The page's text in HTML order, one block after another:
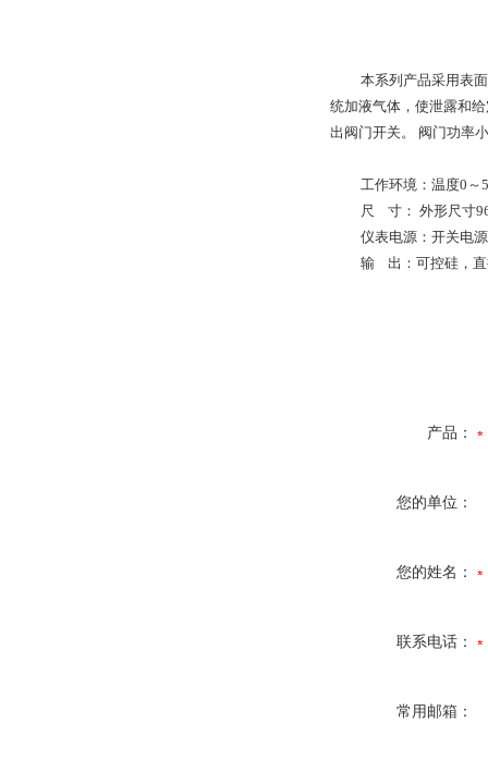
本系列产品采用表
统加液气体，使泄露和
出阀门开关。
阀门功率
工作环境：温度0 ～ 5
尺
寸： 外形尺寸
仪表电源： 开关电源
输
出：可控硅，
产品：
您的单位：
您的姓名：
联系电话：
常用邮箱：